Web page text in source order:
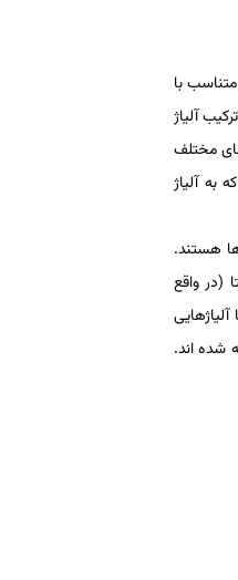
متناسب با
آلیاژ
مختلف
به آلیاژ
هستند.
(در واقع
آلفا و بتا تشکیل می­ شوند. ترکیب­ های فازی، اندازه و توزیع فازها در آلیاژهای آلفا- بتا در جدول 8-1 ارائه شده ­اند.